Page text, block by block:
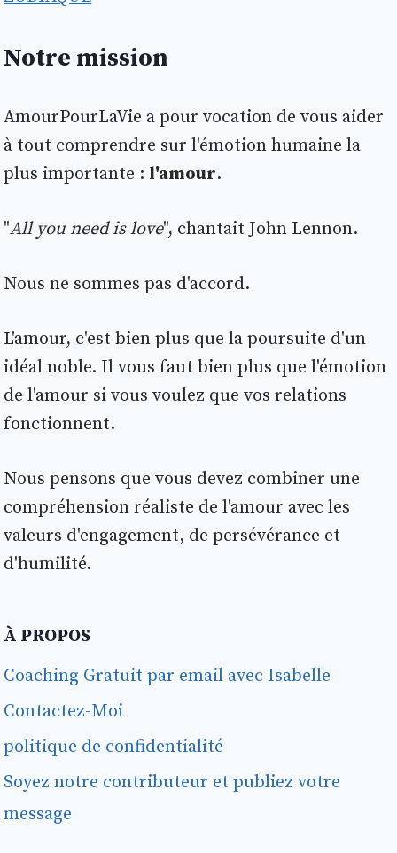
Notre mission
AmourPourLaVie a pour vocation de vous aider
à tout comprendre sur l'émotion humaine la
plus importante : l'amour.
"All you need is love", chantait John Lennon.
Nous ne sommes pas d'accord.
L'amour, c'est bien plus que la poursuite d'un
idéal noble. Il vous faut bien plus que l'émotion
de l'amour si vous voulez que vos relations
fonctionnent.
Nous pensons que vous devez combiner une
compréhension réaliste de l'amour avec les
valeurs d'engagement, de persévérance et
d'humilité.
À PROPOS
Coaching Gratuit par email avec Isabelle
Contactez-Moi
politique de confidentialité
Soyez notre contributeur et publiez votre
message